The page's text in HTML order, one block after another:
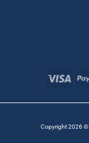
Copyright 2026 ©